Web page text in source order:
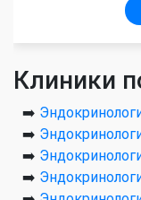
Клиники
➡️
➡️
➡️
➡️